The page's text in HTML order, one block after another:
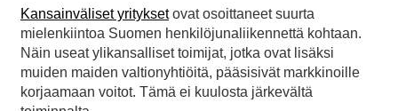
Kansainväliset yrityksetovat osoittaneet suurta
mielenkiintoa Suomen henkilöjunaliikennettä kohtaan.
Näin useat ylikansalliset toimijat, jotka ovat lisäksi
muiden maiden valtionyhtiöitä, pääsisivät markkinoille
korjaamaan voitot. Tämä ei kuulosta järkevältä